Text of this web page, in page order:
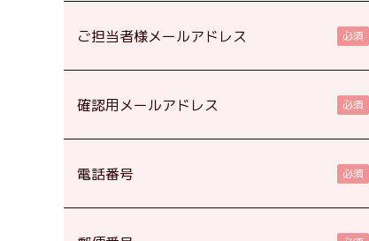
ご担当者様メールアドレス
確認用メールアドレス
電話番号